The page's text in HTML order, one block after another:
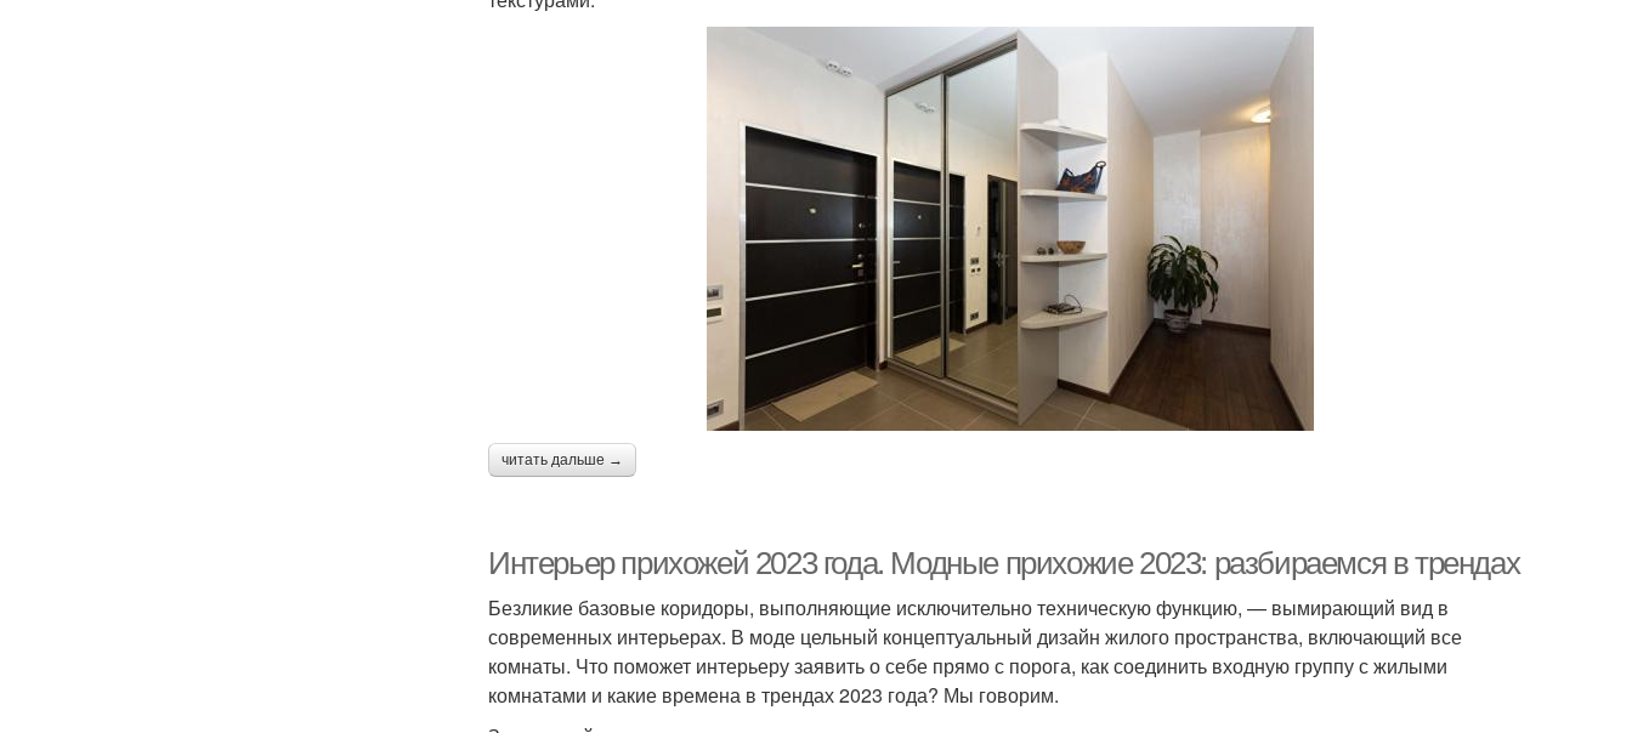
читать дальше →
Интерьер прихожей 2023 года. Модные прихожие 2023: разбираемся в трендах
Безликие базовые коридоры, выполняющие исключительно техническую функцию, — вымирающий вид в
современных интерьерах. В моде цельный концептуальный дизайн жилого пространства, включающий все
комнаты. Что поможет интерьеру заявить о себе прямо с порога, как соединить входную группу с жилыми
комнатами и какие времена в трендах 2023 года? Мы говорим.